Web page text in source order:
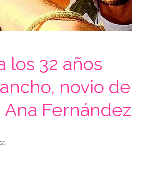
los 32 años
novio de
Ana Fernández